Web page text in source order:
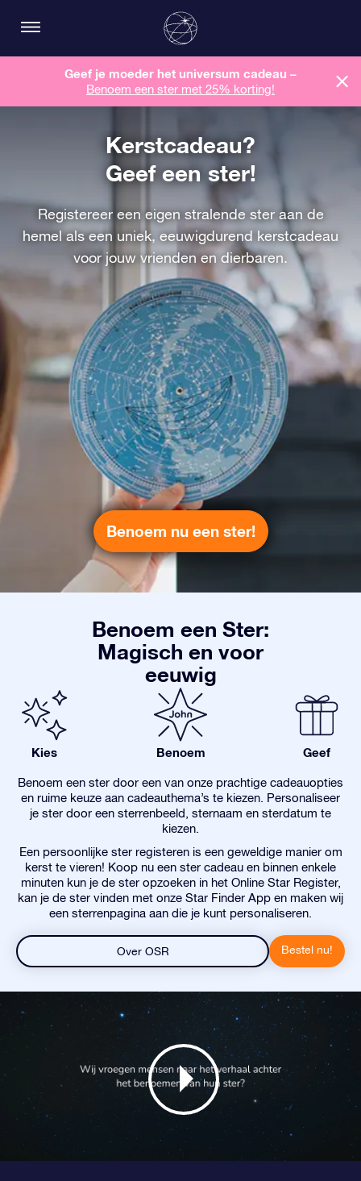
Geef je moeder het universum cadeau –
Benoem een ​​ster met 25% korting!
Kerstcadeau?
Geef een ster!
Registereer een eigen stralende ster aan de
hemel als een uniek, eeuwigdurend kerstcadeau
voor jouw vrienden en dierbaren.
Benoem nu een ster!
Benoem een Ster:
Magisch en voor
eeuwig
Kies Benoem Geef
Benoem een ster door een van onze prachtige cadeauopties
en ruime keuze aan cadeauthema’s te kiezen. Personaliseer
je ster door een sterrenbeeld, sternaam en sterdatum te
kiezen.
Een persoonlijke ster registeren is een geweldige manier om
kerst te vieren! Koop nu een ster cadeau en binnen enkele
minuten kun je de ster opzoeken in het Online Star Register,
kan je de ster vinden met onze Star Finder App en maken wij
een sterrenpagina aan die je kunt personaliseren.
Over OSR Bestel nu!